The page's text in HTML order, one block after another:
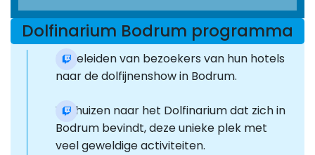
Dolfinarium Bodrum programma
Begeleiden van bezoekers van hun hotels
naar de dolfijnenshow in Bodrum.
Verhuizen naar het Dolfinarium dat zich in
Bodrum bevindt, deze unieke plek met
veel geweldige activiteiten.